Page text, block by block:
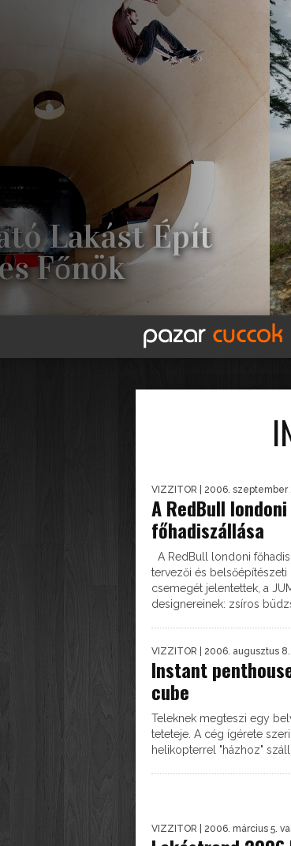
Lakást Épít
Főnök
CIPŐKET ÉS CUCCOKAT
IS PROFI GÖRDESZKÁS VOLT
VIZZITOR | 2006. szeptember
A RedBull londoni
főhadiszállása
A RedBull londoni
tervezői és belsőépítészeti
csemegét jelentettek, a
designereinek: zsíros
VIZZITOR | 2006. augusztus
Instant
cube
Teleknek megteszi egy
teteteje. A cég ígérete
helikopterrel "házhoz"
VIZZITOR | 2006. március 5.